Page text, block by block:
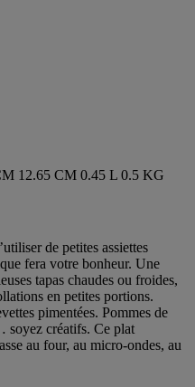
12.65 CM 0.45 L 0.5 KG
de petites assiettes
fera votre bonheur. Une
tapas chaudes ou froides,
en petites portions.
pimentées. Pommes de
soyez créatifs. Ce plat
au four, au micro-ondes, au